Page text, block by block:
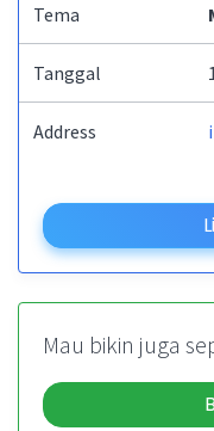
Tema
Tanggal
Address
Mau bikin juga